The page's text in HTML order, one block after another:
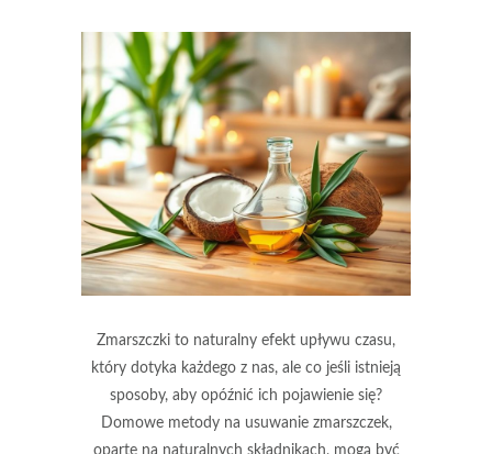
Zmarszczki to naturalny efekt upływu czasu,
który dotyka każdego z nas, ale co jeśli istnieją
sposoby, aby opóźnić ich pojawienie się?
Domowe metody na usuwanie zmarszczek,
oparte na naturalnych składnikach, mogą być